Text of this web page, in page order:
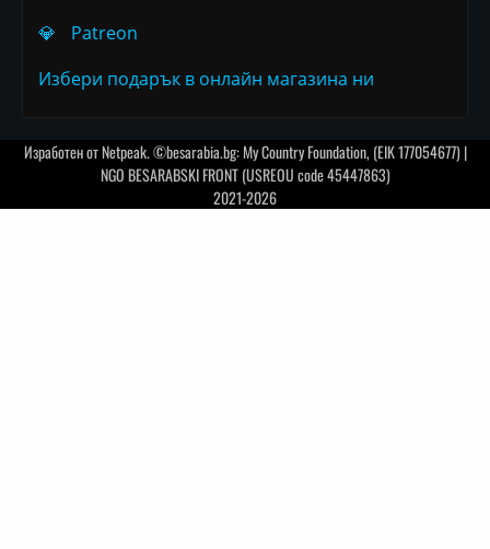
💎
Patreon
Избери подарък в онлайн магазина ни
Изработен отNetpeak. ©besarabia.bg: My Country Foundation, (EIK 177054677) |
NGO BESARABSKI FRONT (USREOU code 45447863)
2021-2026